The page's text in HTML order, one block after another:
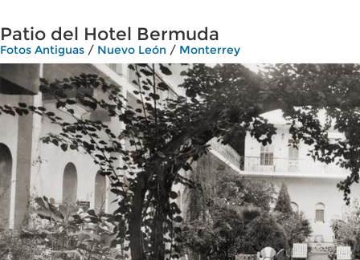
Patio del Hotel Bermuda
Fotos Antiguas / Nuevo León / Monterrey